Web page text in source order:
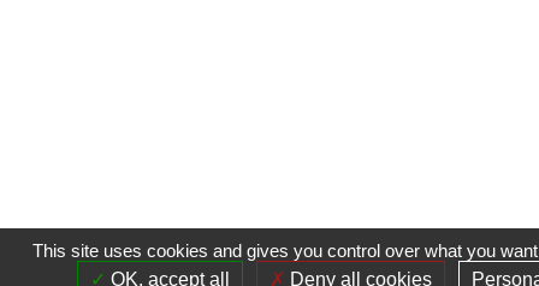
This site uses cookies and gives you control over what you
OK, accept all
Deny all cookies